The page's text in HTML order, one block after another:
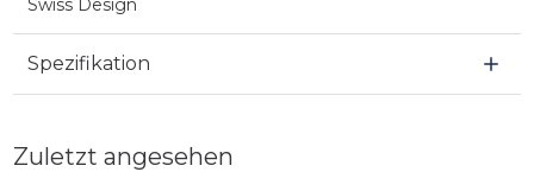
Swiss Design
Spezifikation
Zuletzt angesehen